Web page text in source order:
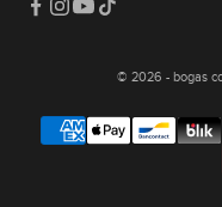
© 2026 - bogas